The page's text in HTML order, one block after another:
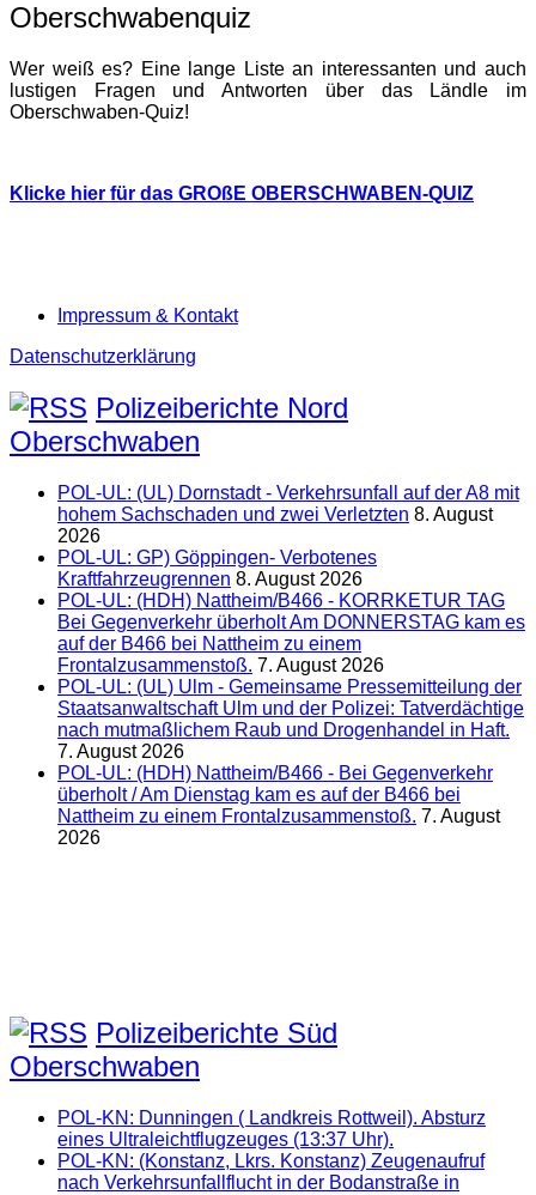
Oberschwabenquiz
Wer weiß es? Eine lange Liste an interessanten und auch
lustigen Fragen und Antworten über das Ländle im
Oberschwaben-Quiz!
Klicke hier für das GROßE OBERSCHWABEN-QUIZ
Impressum & Kontakt
Datenschutzerklärung
Polizeiberichte Nord
Oberschwaben
POL-UL: (UL) Dornstadt - Verkehrsunfall auf der A8 mit
hohem Sachschaden und zwei Verletzten 8. August
2026
POL-UL: GP) Göppingen- Verbotenes
Kraftfahrzeugrennen 8. August 2026
POL-UL: (HDH) Nattheim/B466 - KORRKETUR TAG
Bei Gegenverkehr überholt Am DONNERSTAG kam es
auf der B466 bei Nattheim zu einem
Frontalzusammenstoß. 7. August 2026
POL-UL: (UL) Ulm - Gemeinsame Pressemitteilung der
Staatsanwaltschaft Ulm und der Polizei: Tatverdächtige
nach mutmaßlichem Raub und Drogenhandel in Haft.
7. August 2026
POL-UL: (HDH) Nattheim/B466 - Bei Gegenverkehr
überholt / Am Dienstag kam es auf der B466 bei
Nattheim zu einem Frontalzusammenstoß. 7. August
2026
Polizeiberichte Süd
Oberschwaben
POL-KN: Dunningen ( Landkreis Rottweil). Absturz
eines Ultraleichtflugzeuges (13:37 Uhr).
POL-KN: (Konstanz, Lkrs. Konstanz) Zeugenaufruf
nach Verkehrsunfallflucht in der Bodanstraße in